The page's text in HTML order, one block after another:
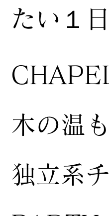
たい１
木の温
独立系